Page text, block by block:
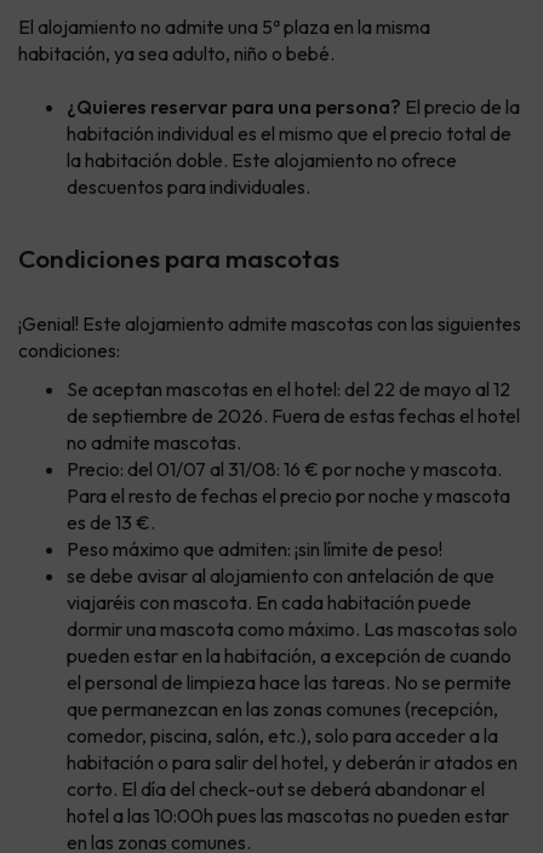
El alojamiento no admite una 5ª plaza en la misma
habitación, ya sea adulto, niño o bebé.
¿Quieres reservar para una persona? El precio de la
habitación individual es el mismo que el precio total de
la habitación doble. Este alojamiento no ofrece
descuentos para individuales.
Condiciones para mascotas
¡Genial! Este alojamiento admite mascotas con las siguientes
condiciones:
Se aceptan mascotas en el hotel: del 22 de mayo al 12
de septiembre de 2026. Fuera de estas fechas el hotel
no admite mascotas.
Precio: del 01/07 al 31/08: 16 € por noche y mascota.
Para el resto de fechas el precio por noche y mascota
es de 13 €.
Peso máximo que admiten: ¡sin límite de peso!
se debe avisar al alojamiento con antelación de que
viajaréis con mascota. En cada habitación puede
dormir una mascota como máximo. Las mascotas solo
pueden estar en la habitación, a excepción de cuando
el personal de limpieza hace las tareas. No se permite
que permanezcan en las zonas comunes (recepción,
comedor, piscina, salón, etc.), solo para acceder a la
habitación o para salir del hotel, y deberán ir atados en
corto. El día del check-out se deberá abandonar el
hotel a las 10:00h pues las mascotas no pueden estar
en las zonas comunes.